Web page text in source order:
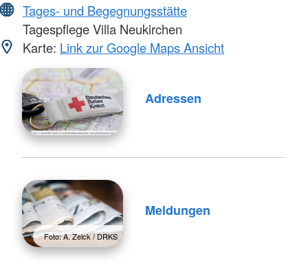
Tages- und Begegnungsstätte
Tagespflege Villa Neukirchen
Karte: Link zur Google Maps Ansicht
Adressen
Foto: A. Zelck / DRKS
Meldungen